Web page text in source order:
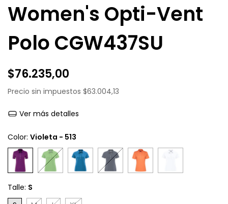
Women's Opti-Vent
Polo CGW437SU
$76.235,00
Precio sin impuestos $63.004,13
Ver más detalles
Color: Violeta - 513
Talle: S